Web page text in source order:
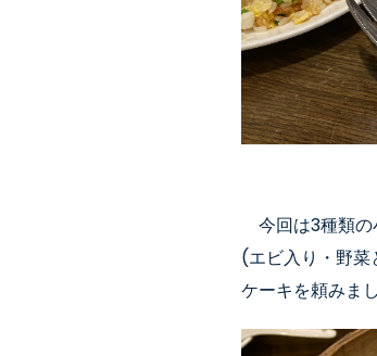
今回は3種類の
(エビ入り ・野菜
ケーキを頼みま